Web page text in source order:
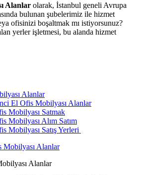
Alanlar olarak, İstanbul geneli Avrupa
bulunan şubelerimiz ile hizmet
ofisinizi boşaltmak mı istiyorsunuz?
yerler işletmesi, bu alanda hizmet
Alanlar
El Ofis Mobilyası Alanlar
Mobilyası Satmak
Mobilyası Alım Satım
Mobilyası Satış Yerleri
Alanlar